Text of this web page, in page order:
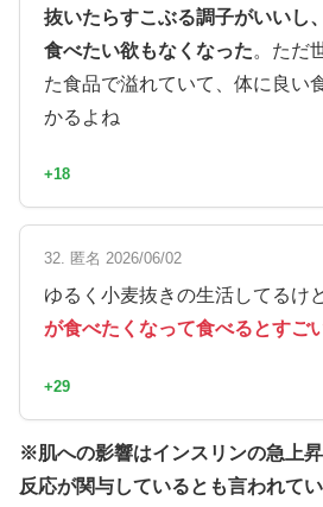
抜いたらすこぶる調子がいいし
食べたい欲もなくなった。ただ
た食品で溢れていて、体に良い
かるよね
+18
32. 匿名 2026/06/02
ゆるく小麦抜きの生活してるけど
が食べたくなって食べるとすご
+29
※肌への影響はインスリンの急上
反応が関与しているとも言われて